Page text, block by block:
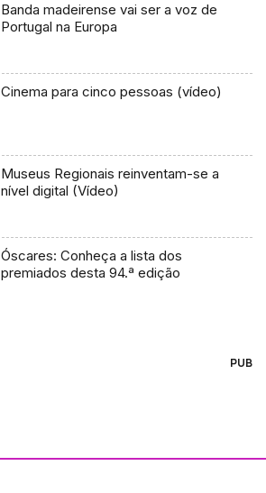
Banda madeirense vai ser a voz de
Portugal na Europa
Cinema para cinco pessoas (vídeo)
Museus Regionais reinventam-se a
nível digital (Vídeo)
Óscares: Conheça a lista dos
premiados desta 94.ª edição
PUB